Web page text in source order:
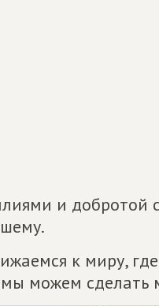
и добротой
к миру,
можем сделать